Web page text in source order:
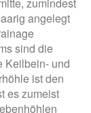
angelegt
sind die
Keilbein- und
ist den
es zumeist